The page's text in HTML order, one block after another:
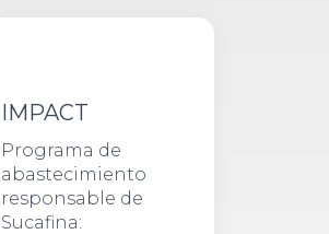
IMPACT
Programa de
abastecimiento
responsable de
Sucafina: